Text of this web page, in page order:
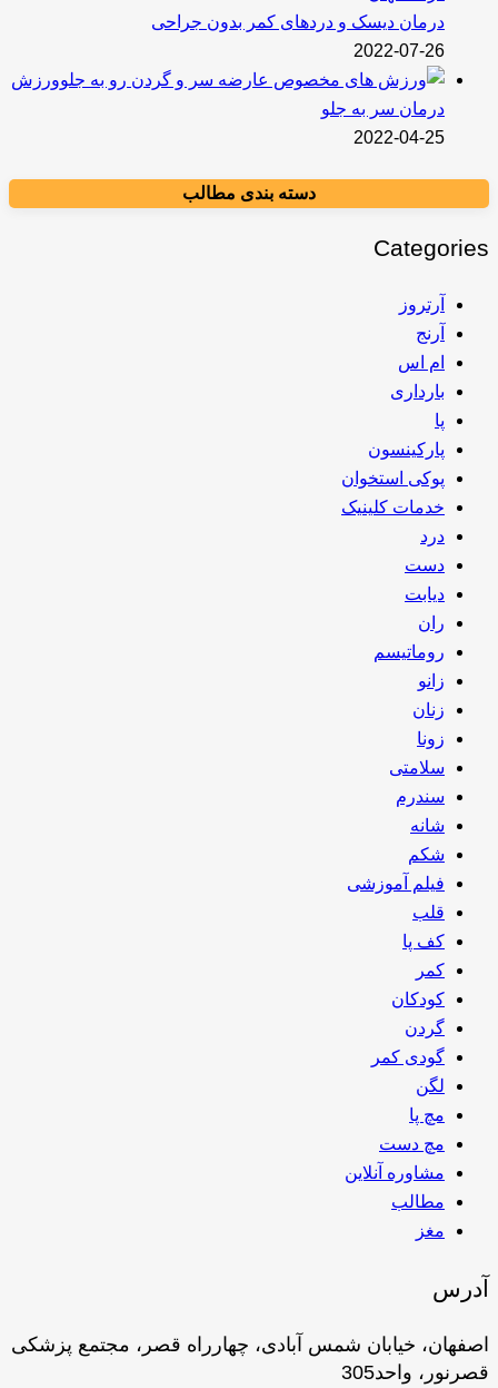
درمان دیسک و دردهای کمر بدون جراحی
2022-07-26
ورزش
درمان سر به جلو
2022-04-25
دسته بندی مطالب
Categories
آرتروز
آرنج
ام اس
بارداری
پا
پارکینسون
پوکی استخوان
خدمات کلینیک
درد
دست
دیابت
ران
روماتیسم
زانو
زنان
زونا
سلامتی
سندرم
شانه
شکم
فیلم آموزشی
قلب
کف پا
کمر
کودکان
گردن
گودی کمر
لگن
مچ پا
مچ دست
مشاوره آنلاین
مطالب
مغز
آدرس
اصفهان، خیابان شمس آبادی، چهارراه قصر، مجتمع پزشکی
قصرنور، واحد305